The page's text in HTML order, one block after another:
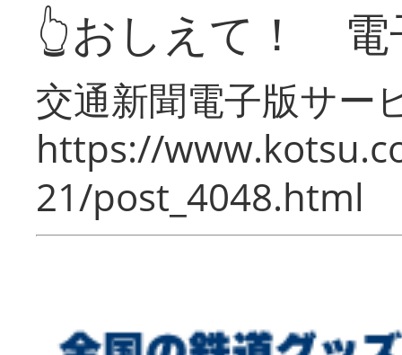
👆おしえて！ 電
交通新聞電子版サー
https://
21/post_4048.html